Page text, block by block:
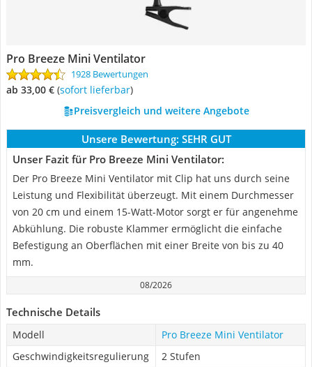
Pro Breeze Mini Ventilator
1928 Bewertungen
ab 33,00 € ( Sofort lieferbar)
Preisvergleich und weitere Angebote
Unsere Bewertung: SEHR GUT
Unser Fazit für Pro Breeze Mini Ventilator:
Der Pro Breeze Mini Ventilator mit Clip hat uns durch seine
Leistung und Flexibilität überzeugt. Mit einem Durchmesser
von 20 cm und einem 15-Watt-Motor sorgt er für angenehme
Abkühlung. Die robuste Klammer ermöglicht die einfache
Befestigung an Oberflächen mit einer Breite von bis zu 40
mm.
08/2026
Technische Details
Modell
Pro Breeze Mini Ventilator
Geschwindigkeitsregulierung
2 Stufen